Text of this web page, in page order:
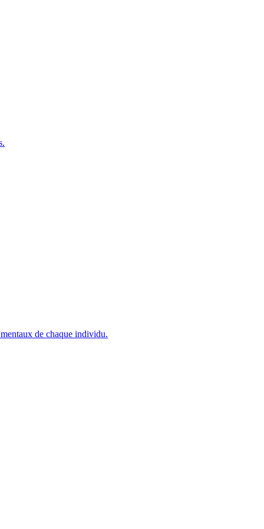
de chaque individu.